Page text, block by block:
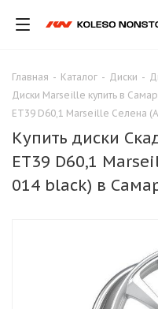
Главная - Каталог - Диски -
Диски Marseille купить в
ET39 D60,1 Marseille Селена
Купить диски
ET39 D60,1
014 black) в